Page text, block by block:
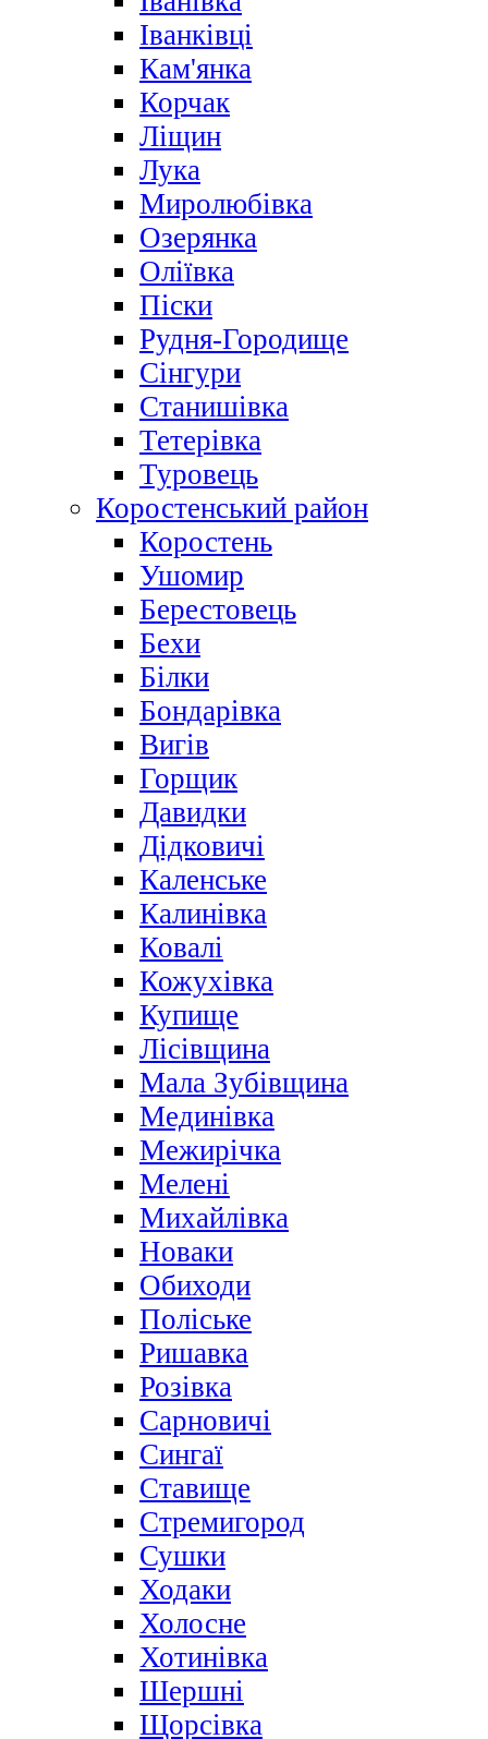
Іванківці
Кам'янка
Корчак
Ліщин
Лука
Миролюбівка
Озерянка
Оліївка
Піски
Рудня-Городище
Сінгури
Станишівка
Тетерівка
Туровець
Коростенський район
Коростень
Ушомир
Берестовець
Бехи
Білки
Бондарівка
Вигів
Горщик
Давидки
Дідковичі
Каленське
Калинівка
Ковалі
Кожухівка
Купище
Лісівщина
Мала Зубівщина
Мединівка
Межирічка
Мелені
Михайлівка
Новаки
Обиходи
Поліське
Ришавка
Розівка
Сарновичі
Сингаї
Ставище
Стремигород
Сушки
Ходаки
Холосне
Хотинівка
Шершні
Щорсівка